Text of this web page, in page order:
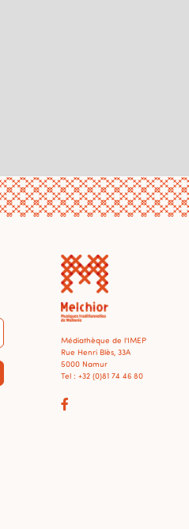
Médiathèque de l'IMEP
Rue Henri Blès, 33A
5000 Namur
Tel : +32 (0)81 74 46 80